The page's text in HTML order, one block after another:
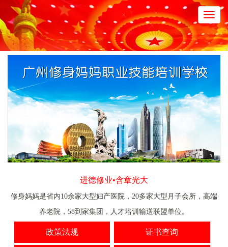
进德修业•含章光大
修身妈妈是省内10余家大型妇产医院，20多家大型月子会所，高端
养老院，58到家集团，人才培训输送联盟单位。
政策法规 证书查询